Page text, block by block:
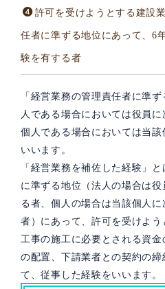
許可を受けようとする建設
任者に準ずる地位にあって、6
験を有する者
「経営業務の管理責任者に準
人である場合においては役員に
個人である場合においては当
いいます。
「経営業務を補佐した経験」
に準ずる地位（法人の場合は
る者、個人の場合は当該個人
者）にあって、許可を受けよ
工事の施工に必要とされる資
の配置、下請業者との契約の
て、従事した経験をいいます。